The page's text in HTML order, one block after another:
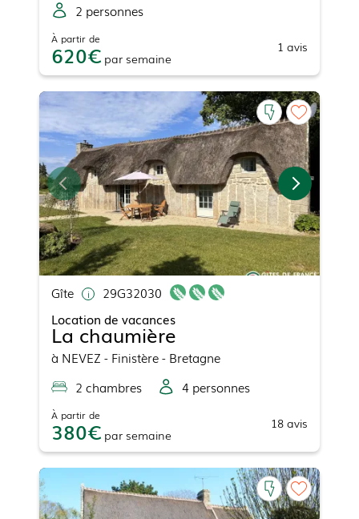
2 personnes
À partir de
620 par semaine
1 avis
Gîte
29G32030
Location de vacances
La chaumière
à NEVEZ - Finistère - Bretagne
2 chambres 4 personnes
À partir de
380 par semaine
18 avis